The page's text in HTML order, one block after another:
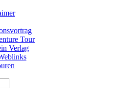
Tour
Verlag